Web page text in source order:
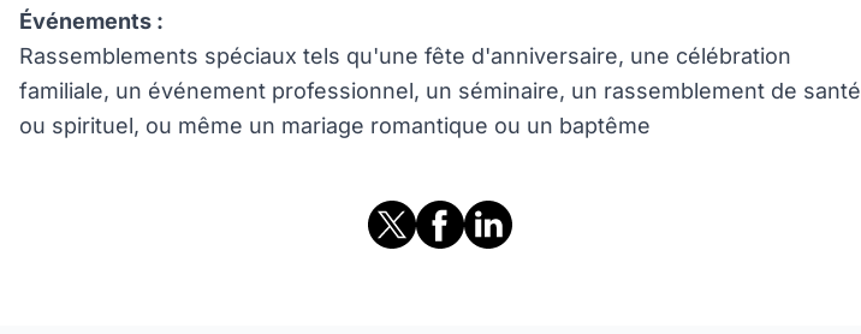
Événements :
Rassemblements spéciaux tels qu'une fête d'anniversaire, une célébration
familiale, un événement professionnel, un séminaire, un rassemblement de santé
ou spirituel, ou même un mariage romantique ou un baptême